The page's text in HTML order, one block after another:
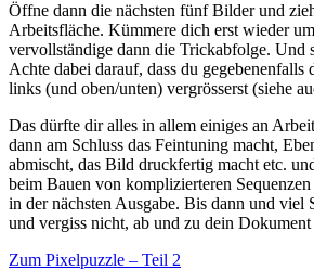
Öffne dann die nächsten fünf Bilder und
Arbeitsfläche. Kümmere dich erst wieder
vervollständige dann die Trickabfolge. Und
Achte dabei darauf, dass du gegebenenfalls
links (und oben/unten) vergrösserst (siehe
Das dürfte dir alles in allem einiges an
dann am Schluss das Feintuning macht,
abmischt, das Bild druckfertig macht etc.
beim Bauen von komplizierteren
in der nächsten Ausgabe. Bis dann und viel
und vergiss nicht, ab und zu dein Dokument
Zum Pixelpuzzle – Teil 2